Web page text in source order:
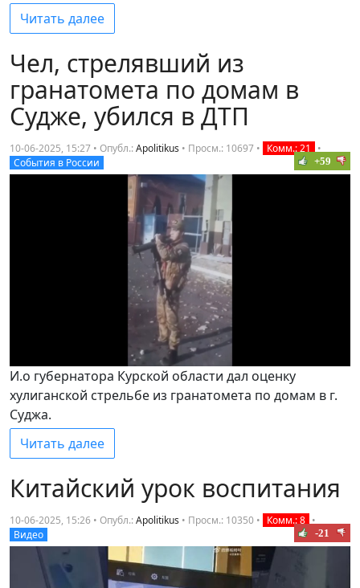
Читать далее
Чел, стрелявший из
гранатомета по домам в
Судже, убился в ДТП
10-06-2025, 15:27 • Опубл.:Apolitikus • Просм.: 10697 • Комм.: 21
•
События в России
+59
И.о губернатора Курской области дал оценку
хулиганской стрельбе из гранатомета по домам в г.
Суджа.
Читать далее
Китайский урок воспитания
10-06-2025, 15:26 • Опубл.:Apolitikus • Просм.: 10350 • Комм.: 8 •
Видео
-21